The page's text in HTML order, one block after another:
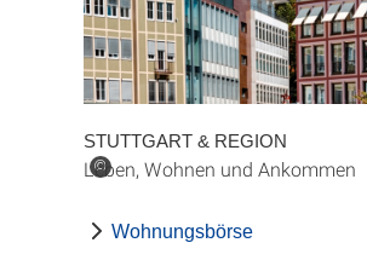
©
STUTTGART & REGION
Leben, Wohnen und Ankommen
Wohnungsbörse